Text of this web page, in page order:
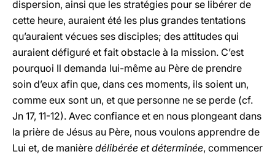
dispersion, ainsi que les stratégies pour se libérer de
cette heure, auraient été les plus grandes tentations
qu’auraient vécues ses disciples; des attitudes qui
auraient défiguré et fait obstacle à la mission. C’est
pourquoi Il demanda lui-même au Père de prendre
soin d’eux afin que, dans ces moments, ils soient un,
comme eux sont un, et que personne ne se perde (cf.
Jn 17, 11-12). Avec confiance et en nous plongeant dans
la prière de Jésus au Père, nous voulons apprendre de
Lui et, de manière délibérée et déterminée, commencer